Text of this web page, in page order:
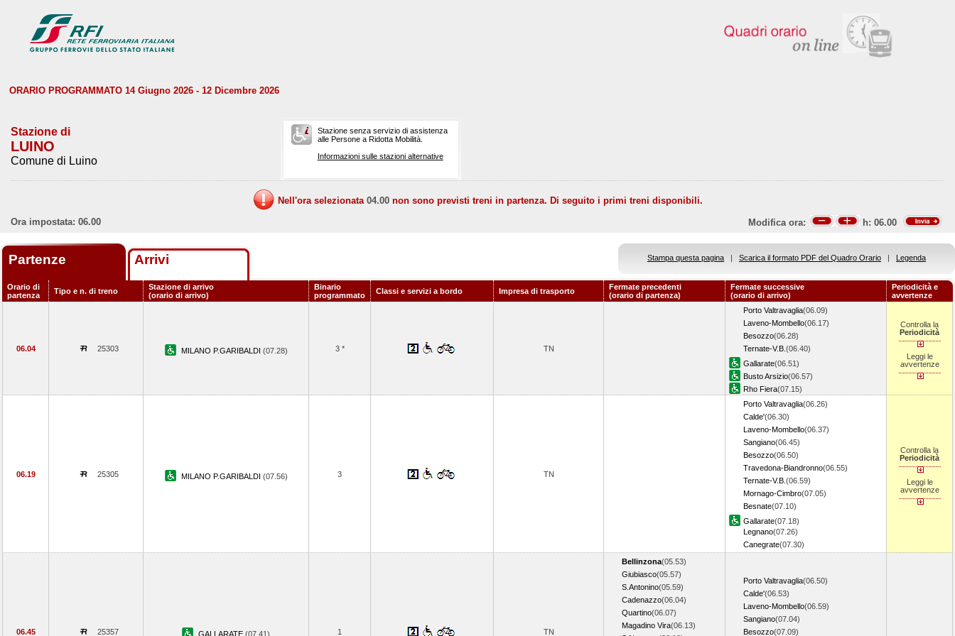
ORARIO PROGRAMMATO 14 Giugno 2026 - 12 Dicembre 2026
Stazione di
LUINO
Comune di Luino
Stazione senza servizio di assistenza
alle Persone a Ridotta Mobilità.
Informazioni sulle stazioni alternative
Nell'ora selezionata 04.00 non sono previsti treni in partenza. Di seguito i primi treni disponibili.
Ora impostata: 06.00
Modifica ora: h: 06.00
Partenze Arrivi Stampa questa pagina | Scarica il formato PDF del Quadro Orario | Legenda
Orario di
partenza
Tipo e n. di treno
Stazione di arrivo
(orario di arrivo)
Binario
programmato
Classi e servizi a bordo Impresa di trasporto
Fermate precedenti
(orario di partenza)
Fermate successive
(orario di arrivo)
Periodicità e
avvertenze
06.04 25303 MILANO P.GARIBALDI (07.28) 3 * TN
Porto Valtravaglia(06.09)
Laveno-Mombello(06.17)
Besozzo(06.28)
Ternate-V.B. (06.40)
Gallarate(06.51)
Busto Arsizio(06.57)
Rho Fiera(07.15)
Controlla la
Periodicità
Leggi le
avvertenze
06.19 25305 MILANO P.GARIBALDI (07.56) 3 TN
Porto Valtravaglia(06.26)
Calde'(06.30)
Laveno-Mombello(06.37)
Sangiano(06.45)
Besozzo(06.50)
Travedona-Biandronno(06.55)
Ternate-V.B. (06.59)
Mornago-Cimbro(07.05)
Besnate(07.10)
Gallarate(07.18)
Legnano(07.26)
Canegrate(07.30)
Controlla la
Periodicità
Leggi le
avvertenze
06.45 25357 GALLARATE (07.41) 1 TN
Bellinzona(05.53)
Giubiasco(05.57)
S.Antonino(05.59)
Cadenazzo(06.04)
Quartino(06.07)
Magadino Vira(06.13)
Porto Valtravaglia(06.50)
Calde'(06.53)
Laveno-Mombello(06.59)
Sangiano(07.04)
Besozzo(07.09)